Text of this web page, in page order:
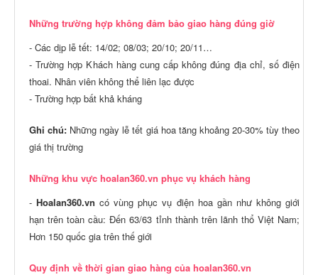
Những trường hợp không đảm bảo giao hàng đúng giờ
- Các dịp lễ tết: 14/02; 08/03; 20/10; 20/11…
- Trường hợp Khách hàng cung cấp không đúng địa chỉ, số điện
thoai. Nhân viên không thể liên lạc được
- Trường hợp bất khả kháng
Ghi chú: Những ngày lễ tết giá hoa tăng khoảng 20-30% tùy theo
giá thị trường
Những khu vực hoalan360.vn phục vụ khách hàng
-Hoalan360.vn có vùng phục vụ điện hoa gần như không giới
hạn trên toàn cầu: Đến 63/63 tỉnh thành trên lãnh thổ Việt Nam;
Hơn 150 quốc gia trên thế giới
Quy định về thời gian giao hàng của hoalan360.vn